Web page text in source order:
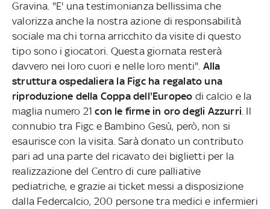
Gravina. "E' una testimonianza bellissima che
valorizza anche la nostra azione di responsabilità
sociale ma chi torna arricchito da visite di questo
tipo sono i giocatori. Questa giornata resterà
davvero nei loro cuori e nelle loro menti". Alla
struttura ospedaliera la Figc ha regalato una
riproduzione della Coppa dell'Europeo di calcio e la
maglia numero 21con le firme in oro degli Azzurri . Il
connubio tra Figc e Bambino Gesù, però, non si
esaurisce con la visita. Sarà donato un contributo
pari ad una parte del ricavato dei biglietti per la
realizzazione del Centro di cure palliative
pediatriche, e grazie ai ticket messi a disposizione
dalla Federcalcio, 200 persone tra medici e infermieri